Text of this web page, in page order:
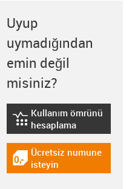
Uyup
uymadığından
emin değil
misiniz?
igus-icon-lebensdauerrechner
Kullanım ömrünü
hesaplama
igus-icon-gratismuster
Ücretsiz numune
isteyin